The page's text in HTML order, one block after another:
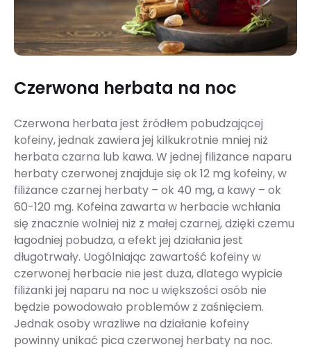
Czerwona herbata na noc
Czerwona herbata jest źródłem pobudzającej
kofeiny, jednak zawiera jej kilkukrotnie mniej niż
herbata czarna lub kawa. W jednej filiżance naparu
herbaty czerwonej znajduje się ok 12 mg kofeiny, w
filiżance czarnej herbaty – ok 40 mg, a kawy – ok
60-120 mg. Kofeina zawarta w herbacie wchłania
się znacznie wolniej niż z małej czarnej, dzięki czemu
łagodniej pobudza, a efekt jej działania jest
długotrwały. Uogólniając zawartość kofeiny w
czerwonej herbacie nie jest duża, dlatego wypicie
filiżanki jej naparu na noc u większości osób nie
będzie powodowało problemów z zaśnięciem.
Jednak osoby wrażliwe na działanie kofeiny
powinny unikać pica czerwonej herbaty na noc.